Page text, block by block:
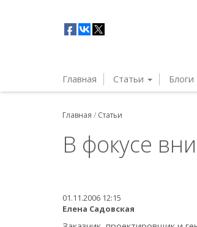
Главная Статьи Блоги
Главная / Статьи
В фокусе
01.11.2006 12:15
Елена Садовская